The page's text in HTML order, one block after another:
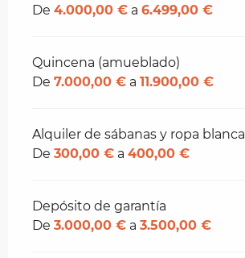
De 4.000,00 € a 6.499,00 €
Quincena (amueblado)
De 7.000,00 € a 11.900,00 €
Alquiler de sábanas y ropa blanca
De 300,00 € a 400,00 €
Depósito de garantía
De 3.000,00 € a 3.500,00 €